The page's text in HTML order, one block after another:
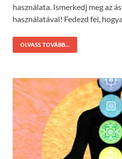
használata. Ismerkedj meg az
használatával! Fedezd fel,
OLVASS TOVÁBB...